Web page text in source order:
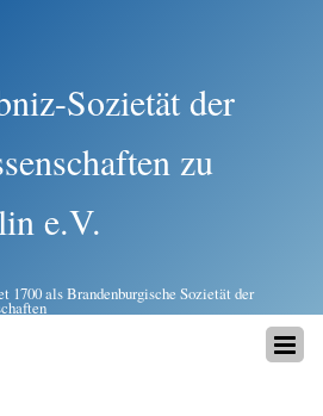
Sozietät der
zu
e.V.
1700 als Brandenburgische Sozietät der